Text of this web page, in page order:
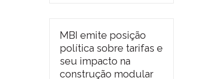
MBI emite posição
política sobre tarifas e
seu impacto na
construção modular